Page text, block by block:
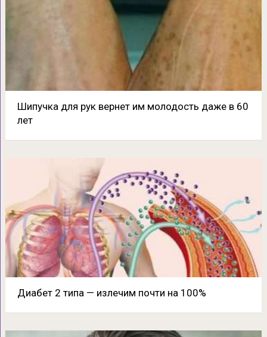
Шипучка для рук вернет им молодость даже в 60
лет
Диабет 2 типа — излечим почти на 100%